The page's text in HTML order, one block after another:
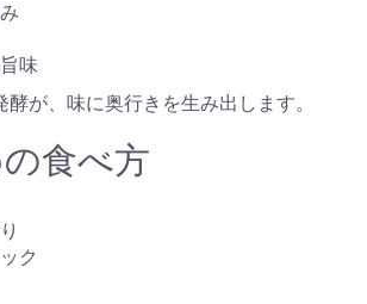
味
が、味に奥行きを生み出します。
食べ方
ク